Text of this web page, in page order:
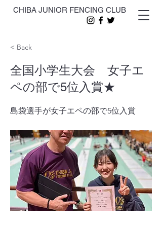
CHIBA JUNIOR FENCING CLUB
< Back
全国小学生大会 女子エ
ペの部で5位入賞★
島袋選手が女子エペの部で5位入賞